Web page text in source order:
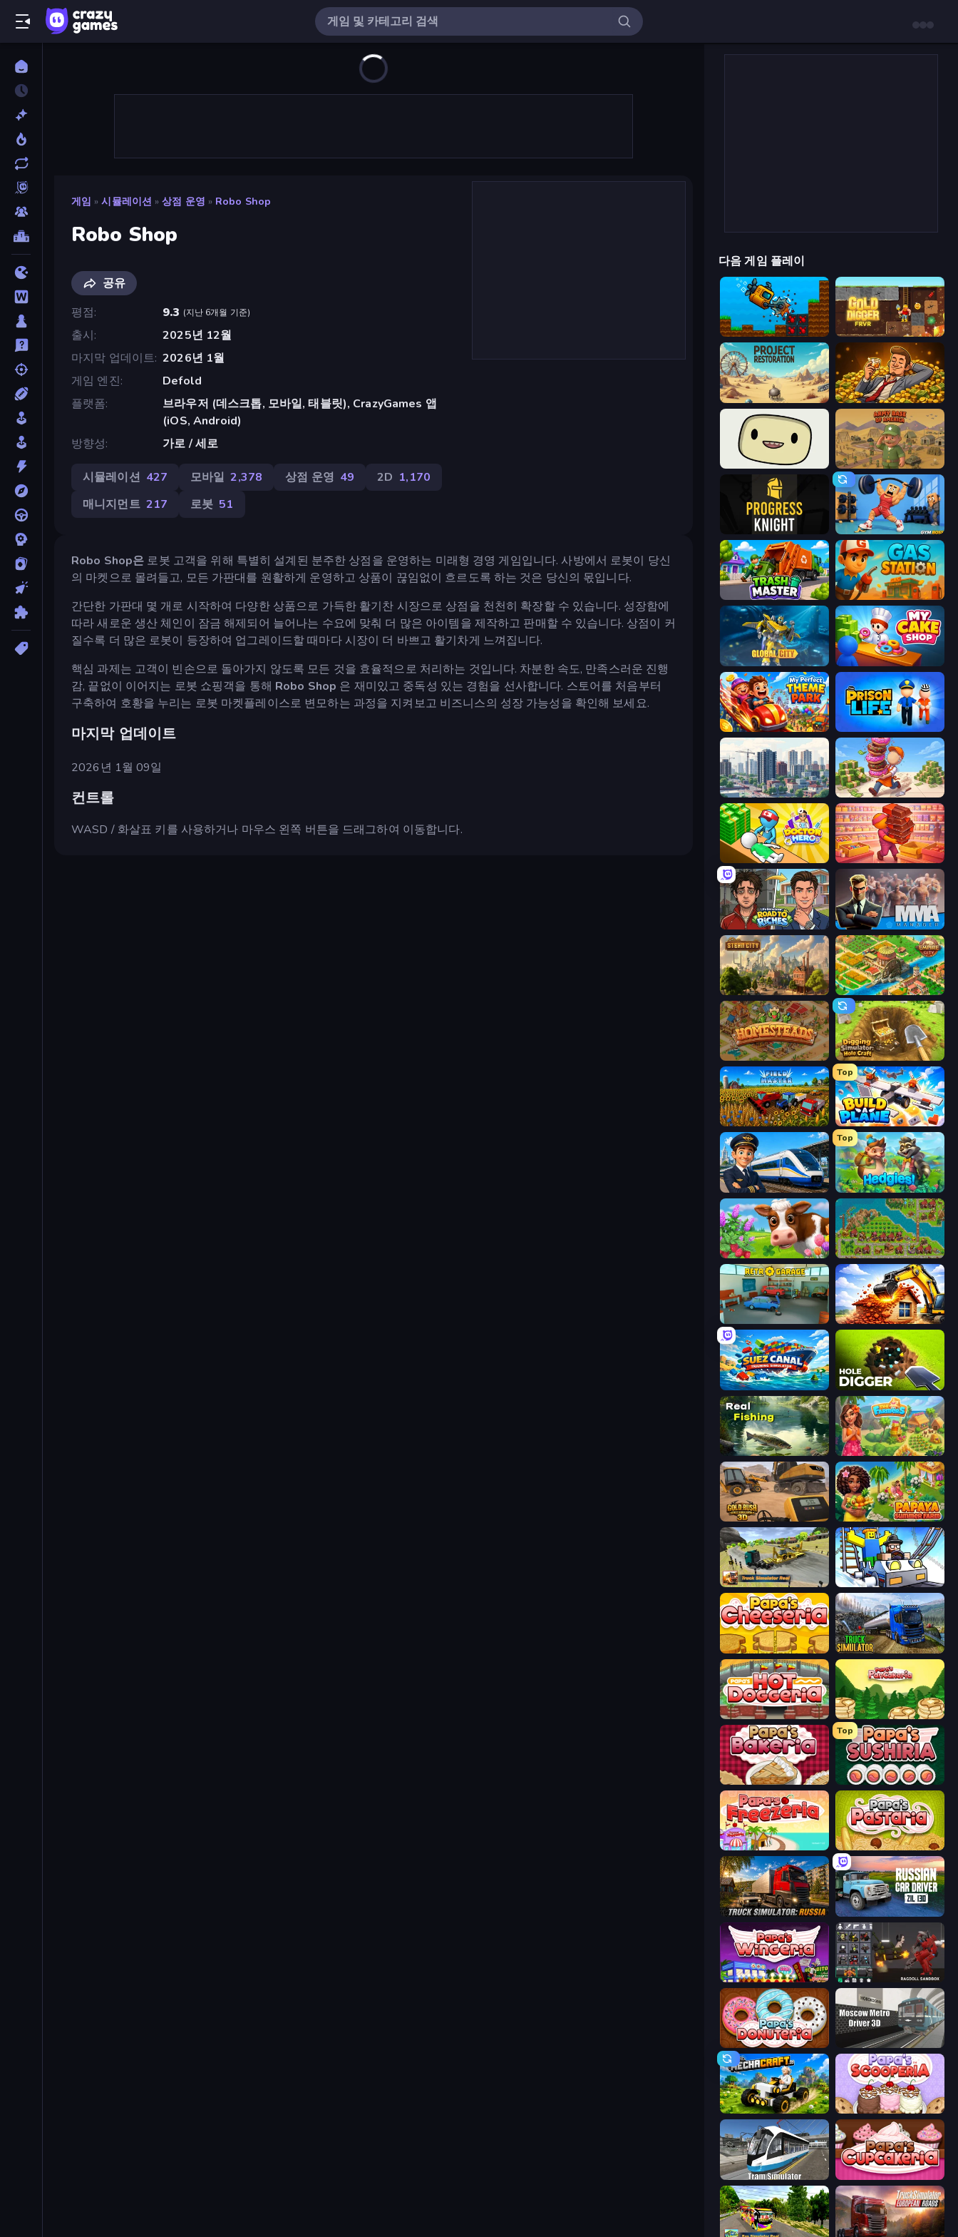
게임 » 시뮬레이션 » 상점 운영 » Robo Shop
Robo Shop
공유
평점
9.3 (지난 6개월 기준)
출시
2025년 12월
마지막 업데이트 2026년 1월
게임 엔진
Defold
플랫폼
브라우저 (데스크톱, 모바일, 태블릿), CrazyGames 앱
(iOS, Android)
방향성
가로 / 세로
시뮬레이션 427 모바일 2,378 상점 운영 49 2D 1,170
매니지먼트 217 로봇 51
Robo Shop은 로봇 고객을 위해 특별히 설계된 분주한 상점을 운영하는 미래형 경영 게임입니다. 사방에서 로봇이 당신
의 마켓으로 몰려들고, 모든 가판대를 원활하게 운영하고 상품이 끊임없이 흐르도록 하는 것은 당신의 몫입니다.
간단한 가판대 몇 개로 시작하여 다양한 상품으로 가득한 활기찬 시장으로 상점을 천천히 확장할 수 있습니다. 성장함에
따라 새로운 생산 체인이 잠금 해제되어 늘어나는 수요에 맞춰 더 많은 아이템을 제작하고 판매할 수 있습니다. 상점이 커
질수록 더 많은 로봇이 등장하여 업그레이드할 때마다 시장이 더 바쁘고 활기차게 느껴집니다.
핵심 과제는 고객이 빈손으로 돌아가지 않도록 모든 것을 효율적으로 처리하는 것입니다. 차분한 속도, 만족스러운 진행
감, 끝없이 이어지는 로봇 쇼핑객을 통해 Robo Shop 은 재미있고 중독성 있는 경험을 선사합니다. 스토어를 처음부터
구축하여 호황을 누리는 로봇 마켓플레이스로 변모하는 과정을 지켜보고 비즈니스의 성장 가능성을 확인해 보세요.
마지막 업데이트
2026년 1월 09일
컨트롤
WASD / 화살표 키를 사용하거나 마우스 왼쪽 버튼을 드래그하여 이동합니다.
다음 게임 플레이
Aqua Miner: Underwater Drilling Game Gold Digger FRVR
Project Restoration Idle Billionaire Tycoon
SuperWEIRD Army Base Of America
Progress Knight Gym Boss
Trash Master Gas Station
Global City My Cake Shop
My Perfect Theme Park Prison Life
SuperCity 3D Donut Place
Doctor Hero Candy Packing Store
Life Simulator: Road to Riches MMA Manager 2
Steam City Empire City
Homesteads: Dream Farm Digging Simulator: Hole Craft
Field Master
Top
Build A Plane
Idle Train Empire Tycoon
Top
Hedgies
Country Life Meadows City Idle
Retro Garage City Constructor
Suez Canal Training Simulator Hole Digger
Real Fishing Simulator The Farmers
Gold Rush: Gold Simulator 3D Papaya Summer Farm
Truck Simulator Real Obby: Ride Carts
Papa's Cheeseria Truck Driving Simulator Game
Papa's Hot Doggeria Papa's Pancakeria
Papa's Bakeria
Top
Papa's Sushiria
Papa's Freezeria Papa's Pastaria
Truck Simulator: Russia Russian Car Driver ZIL 130
Papa's Wingeria Last Play: Ragdoll Sandbox
Papa's Donuteria
Mechacraft.io Papa's Scooperia
Tram Simulator Papas Cupcakeria